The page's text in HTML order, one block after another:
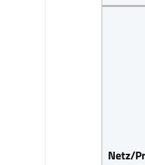
Netz/